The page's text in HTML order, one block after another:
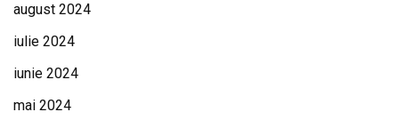
august 2024
iulie 2024
iunie 2024
mai 2024